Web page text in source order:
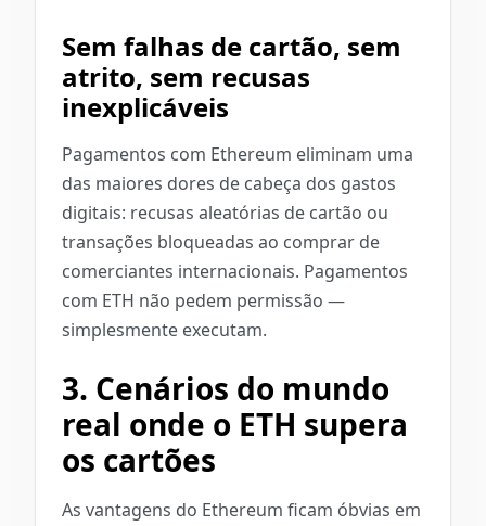
Sem falhas de cartão, sem
atrito, sem recusas
inexplicáveis
Pagamentos com Ethereum eliminam uma
das maiores dores de cabeça dos gastos
digitais: recusas aleatórias de cartão ou
transações bloqueadas ao comprar de
comerciantes internacionais. Pagamentos
com ETH não pedem permissão —
simplesmente executam.
3. Cenários do mundo
real onde o ETH supera
os cartões
As vantagens do Ethereum ficam óbvias em